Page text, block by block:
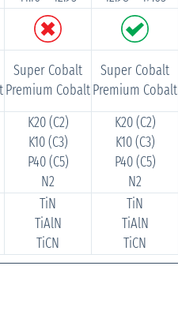
Super Cobalt
Premium Cobalt
Super Cobalt
Premium Cobalt
K20 (C2)
K10 (C3)
P40 (C5)
N2
K20 (C2)
K10 (C3)
P40 (C5)
N2
TiN
TiAlN
TiCN
TiN
TiAlN
TiCN